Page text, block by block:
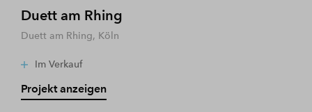
Duett am Rhing
Duett am Rhing, Köln
Im Verkauf
Projekt anzeigen